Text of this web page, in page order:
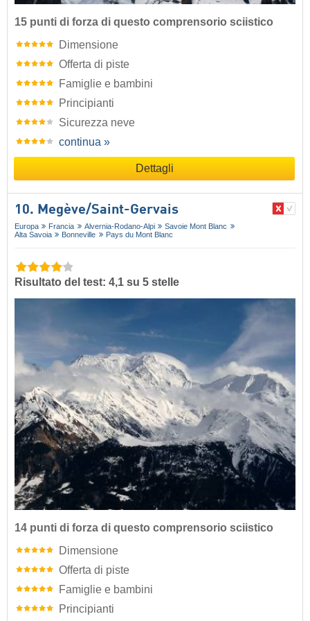
15 punti di forza di questo comprensorio sciistico
Dimensione
Offerta di piste
Famiglie e bambini
Principianti
Sicurezza neve
continua »
Dettagli
10. Megève/​Saint-Gervais
Europa Francia Alvernia-Rodano-Alpi
Savoie Mont Blanc
Alta Savoia
Bonneville Pays du Mont Blanc
Risultato del test: 4,1 su 5 stelle
14 punti di forza di questo comprensorio sciistico
Dimensione
Offerta di piste
Famiglie e bambini
Principianti